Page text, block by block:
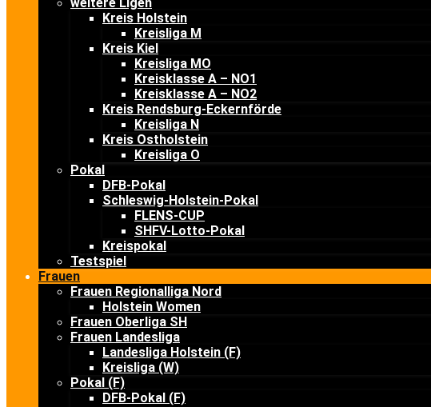
Kreis Holstein
Kreisliga M
Kreis Kiel
Kreisliga MO
Kreisklasse A – NO1
Kreisklasse A – NO2
Kreis Rendsburg-Eckernförde
Kreisliga N
Kreis Ostholstein
Kreisliga O
Pokal
DFB-Pokal
Schleswig-Holstein-Pokal
FLENS-CUP
SHFV-Lotto-Pokal
Kreispokal
Testspiel
Frauen
Frauen Regionalliga Nord
Holstein Women
Frauen Oberliga SH
Frauen Landesliga
Landesliga Holstein (F)
Kreisliga (W)
Pokal (F)
DFB-Pokal (F)